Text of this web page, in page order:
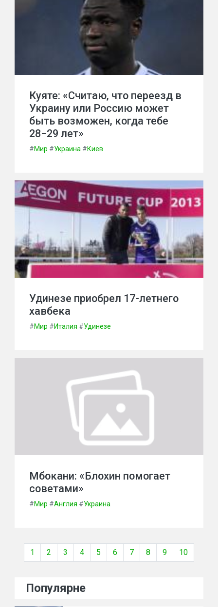
Куяте: «Считаю, что переезд в
Украину или Россию может
быть возможен, когда тебе
28−29 лет»
#Мир #Украина #Киев
Удинезе приобрел 17-летнего
хавбека
#Мир #Италия #Удинезе
Мбокани: «Блохин помогает
советами»
#Мир #Англия #Украина
1 2 3 4 5 6 7 8 9 10
Популярне